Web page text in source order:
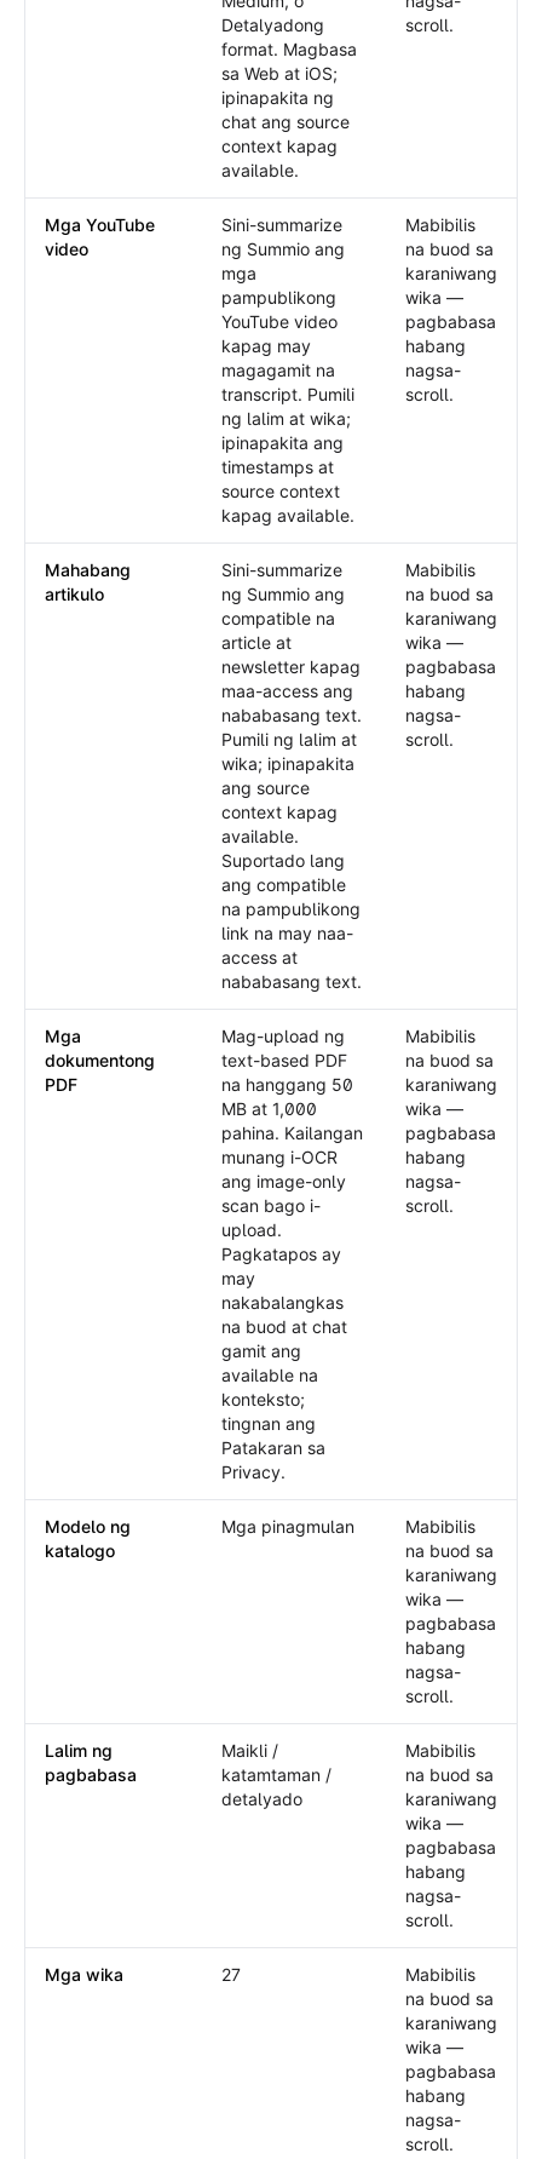
Detalyadong
format. Magbasa
sa Web at iOS;
ipinapakita ng
chat ang source
context kapag
available.
scroll.
Mga YouTube
video
Sini-summarize
ng Summio ang
mga
pampublikong
YouTube video
kapag may
magagamit na
transcript. Pumili
ng lalim at wika;
ipinapakita ang
timestamps at
source context
kapag available.
Mabibilis
na buod sa
karaniwang
wika —
pagbabasa
habang
nagsa-
scroll.
Mahabang
artikulo
Sini-summarize
ng Summio ang
compatible na
article at
newsletter kapag
maa-access ang
nababasang text.
Pumili ng lalim at
wika; ipinapakita
ang source
context kapag
available.
Suportado lang
ang compatible
na pampublikong
link na may naa-
access at
nababasang text.
Mabibilis
na buod sa
karaniwang
wika —
pagbabasa
habang
nagsa-
scroll.
Mga
dokumentong
PDF
Mag-upload ng
text-based PDF
na hanggang 50
MB at 1,000
pahina. Kailangan
munang i-OCR
ang image-only
scan bago i-
upload.
Pagkatapos ay
may
nakabalangkas
na buod at chat
gamit ang
available na
konteksto;
tingnan ang
Patakaran sa
Privacy.
Mabibilis
na buod sa
karaniwang
wika —
pagbabasa
habang
nagsa-
scroll.
Modelo ng
katalogo
Mga pinagmulan
Mabibilis
na buod sa
karaniwang
wika —
pagbabasa
habang
nagsa-
scroll.
Lalim ng
pagbabasa
Maikli /
katamtaman /
detalyado
Mabibilis
na buod sa
karaniwang
wika —
pagbabasa
habang
nagsa-
scroll.
Mga wika 27
Mabibilis
na buod sa
karaniwang
wika —
pagbabasa
habang
nagsa-
scroll.